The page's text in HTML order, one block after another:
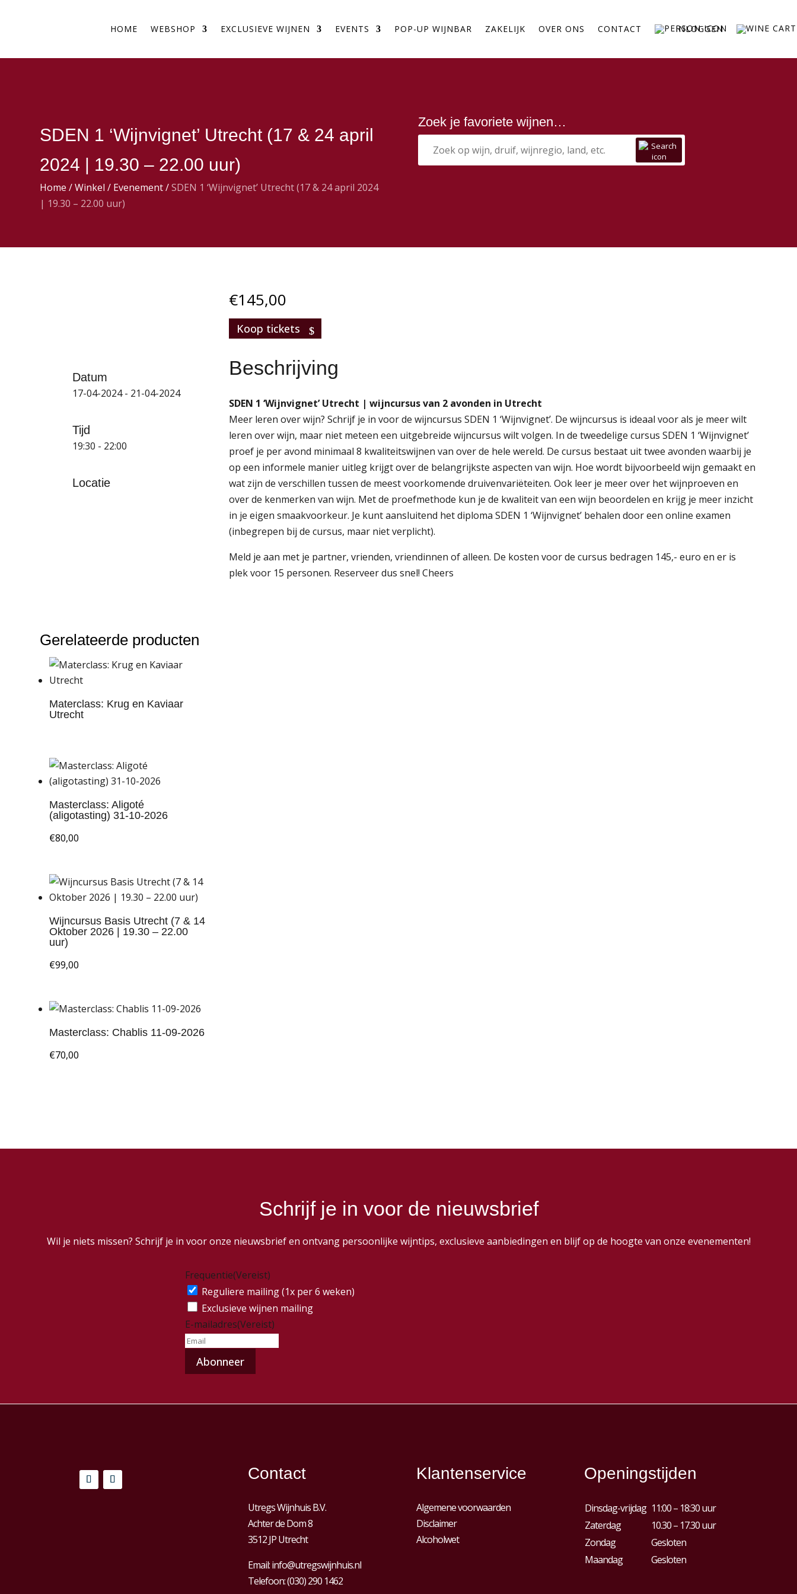
HOME WEBSHOP EXCLUSIEVE WIJNEN EVENTS POP-UP WIJNBAR ZAKELIJK OVER ONS CONTACT INLOGGEN
SDEN 1 ‘Wijnvignet’ Utrecht (17 & 24 april
2024 | 19.30 – 22.00 uur)
Home /Winkel / Evenement/SDEN 1 ‘Wijnvignet’ Utrecht (17 & 24 april 2024
| 19.30 – 22.00 uur)
Zoek je favoriete wijnen…
Datum
17-04-2024 - 21-04-2024
Tijd
19:30 - 22:00
Locatie
€145,00
Koop tickets
Beschrijving
SDEN 1 ‘Wijnvignet’ Utrecht | wijncursus van 2 avonden in Utrecht
Meer leren over wijn? Schrijf je in voor de wijncursus SDEN 1 ‘Wijnvignet’. De wijncursus is ideaal voor als je meer wilt
leren over wijn, maar niet meteen een uitgebreide wijncursus wilt volgen. In de tweedelige cursus SDEN 1 ‘Wijnvignet’
proef je per avond minimaal 8 kwaliteitswijnen van over de hele wereld. De cursus bestaat uit twee avonden waarbij je
op een informele manier uitleg krijgt over de belangrijkste aspecten van wijn. Hoe wordt bijvoorbeeld wijn gemaakt en
wat zijn de verschillen tussen de meest voorkomende druivenvariëteiten. Ook leer je meer over het wijnproeven en
over de kenmerken van wijn. Met de proefmethode kun je de kwaliteit van een wijn beoordelen en krijg je meer inzicht
in je eigen smaakvoorkeur. Je kunt aansluitend het diploma SDEN 1 ‘Wijnvignet’ behalen door een online examen
(inbegrepen bij de cursus, maar niet verplicht).
Meld je aan met je partner, vrienden, vriendinnen of alleen. De kosten voor de cursus bedragen 145,- euro en er is
plek voor 15 personen. Reserveer dus snel! Cheers
Gerelateerde producten
Materclass: Krug en Kaviaar
Utrecht
Masterclass: Aligoté
(aligotasting) 31-10-2026
€80,00
Wijncursus Basis Utrecht (7 & 14
Oktober 2026 | 19.30 – 22.00
uur)
€99,00
Masterclass: Chablis 11-09-2026
€70,00
Schrijf je in voor de nieuwsbrief
Wil je niets missen? Schrijf je in voor onze nieuwsbrief en ontvang persoonlijke wijntips, exclusieve aanbiedingen en blijf op de hoogte van onze evenementen!
Frequentie(Vereist)
Reguliere mailing (1x per 6 weken)
Exclusieve wijnen mailing
E-mailadres(Vereist)
Contact
Utregs Wijnhuis B.V.
Achter de Dom 8
3512 JP Utrecht
Email:info@utregswijnhuis.nl
Telefoon:(030) 290 1462
Klantenservice
Algemene voorwaarden
Disclaimer
Alcoholwet
Openingstijden
Dinsdag-vrijdag 11:00 – 18:30 uur
Zaterdag
10.30 – 17.30 uur
Zondag
Gesloten
Maandag
Gesloten